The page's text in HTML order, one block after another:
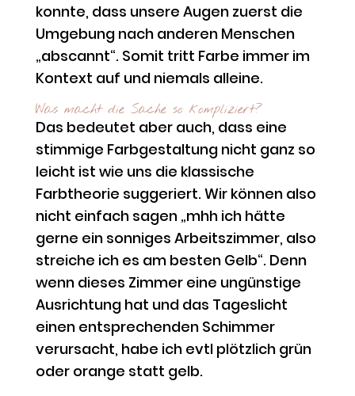
konnte, dass unsere Augen zuerst die
Umgebung nach anderen Menschen
„abscannt“. Somit tritt Farbe immer im
Kontext auf und niemals alleine.
Was macht die Sache so kompliziert?
Das bedeutet aber auch, dass eine
stimmige Farbgestaltung nicht ganz so
leicht ist wie uns die klassische
Farbtheorie suggeriert. Wir können also
nicht einfach sagen „mhh ich hätte
gerne ein sonniges Arbeitszimmer, also
streiche ich es am besten Gelb“. Denn
wenn dieses Zimmer eine ungünstige
Ausrichtung hat und das Tageslicht
einen entsprechenden Schimmer
verursacht, habe ich evtl plötzlich grün
oder orange statt gelb.